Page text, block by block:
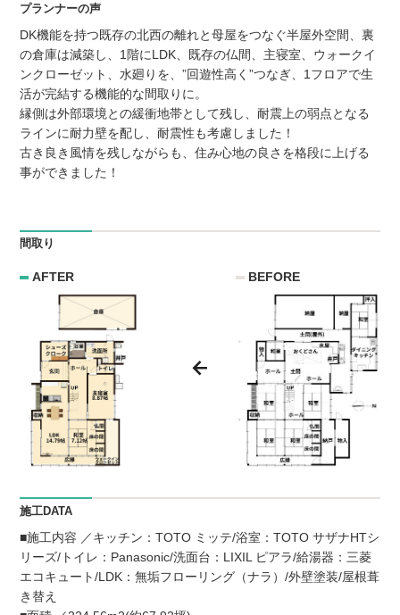
プランナーの声
DK機能を持つ既存の北西の離れと母屋をつなぐ半屋外空間、裏
の倉庫は減築し、1階にLDK、既存の仏間、主寝室、ウォークイ
ンクローゼット、水廻りを、”回遊性高く”つなぎ、1フロアで生
活が完結する機能的な間取りに。
縁側は外部環境との緩衝地帯として残し、耐震上の弱点となる
ラインに耐力壁を配し、耐震性も考慮しました！
古き良き風情を残しながらも、住み心地の良さを格段に上げる
事ができました！
間取り
BEFORE
AFTER
施工DATA
■施工内容 ／キッチン：TOTO ミッテ/浴室：TOTO サザナHTシ
リーズ/トイレ：Panasonic/洗面台：LIXIL ピアラ/給湯器：三菱
エコキュート/LDK：無垢フローリング（ナラ）/外壁塗装/屋根葺
き替え